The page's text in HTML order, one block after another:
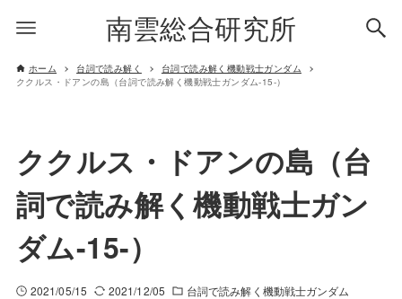
南雲総合研究所
ホーム 台詞で読み解く
台詞で読み解く機動戦士ガンダム
ククルス・ドアンの島（台詞で読み解く機動戦士ガンダム-15-）
ククルス・ドアンの島（台
詞で読み解く機動戦士ガン
ダム-15-）
2021/05/15 2021/12/05 台詞で読み解く機動戦士ガンダム